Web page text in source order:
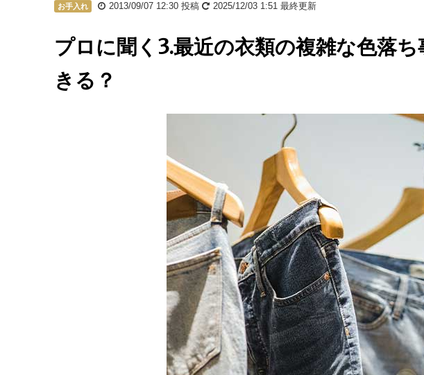
お手入れ 2013/09/07 12:30投稿 2025/12/03 1:51最終更新
プロに聞く3.最近の衣類の複雑な色落
きる？